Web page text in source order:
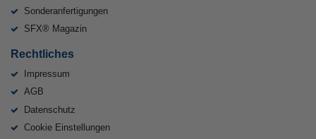
Sonderanfertigungen
SFX® Magazin
Rechtliches
Impressum
AGB
Datenschutz
Cookie Einstellungen